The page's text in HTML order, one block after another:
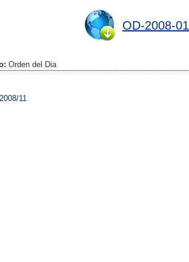
OD-2008-
Orden del Dia
11